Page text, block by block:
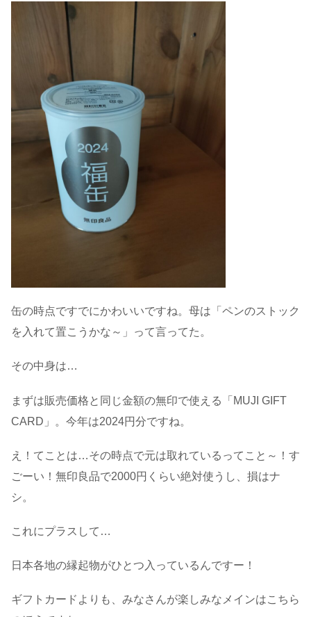
缶の時点ですでにかわいいですね。母は「ペンのストック
を入れて置こうかな～」って言ってた。
その中身は…
まずは販売価格と同じ金額の無印で使える「MUJI GIFT
CARD」。今年は2024円分ですね。
え！てことは…その時点で元は取れているってこと～！す
ごーい！無印良品で2000円くらい絶対使うし、損はナ
シ。
これにプラスして…
日本各地の縁起物がひとつ入っているんですー！
ギフトカードよりも、みなさんが楽しみなメインはこちら